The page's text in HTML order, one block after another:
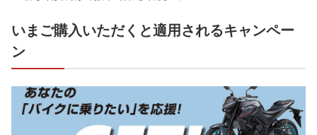
いまご購入いただくと適用されるキャンペー
ン